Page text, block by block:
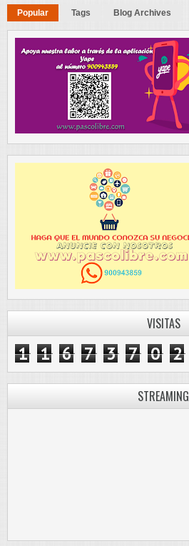
Popular Tags Blog Archives
VISITAS
1 1 6 7 3 7 0 2
STREAMING